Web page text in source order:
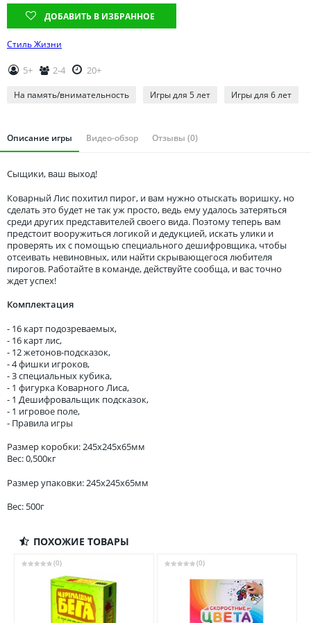
Удмуртия
Ульяновская область
ДОБАВИТЬ В ИЗБРАННОЕ
Стиль Жизни
5+ 2-4 20+
На память/внимательность Игры для 5 лет Игры для 6 лет
Описание игры Видео-обзор Отзывы (0)
Сыщики, ваш выход!
Коварный Лис похитил пирог, и вам нужно отыскать воришку, но
сделать это будет не так уж просто, ведь ему удалось затеряться
среди других представителей своего вида. Поэтому теперь вам
предстоит вооружиться логикой и дедукцией, искать улики и
проверять их с помощью специального дешифровщика, чтобы
отсеивать невиновных, или найти скрывающегося любителя
пирогов. Работайте в команде, действуйте сообща, и вас точно
ждет успех!
Комплектация
- 16 карт подозреваемых,
- 16 карт лис,
- 12 жетонов-подсказок,
- 4 фишки игроков,
- 3 специальных кубика,
- 1 фигурка Коварного Лиса,
- 1 Дешифровальщик подсказок,
- 1 игровое поле,
- Правила игры
Размер коробки: 245x245x65мм
Вес: 0,500кг
Размер упаковки: 245x245x65мм
Вес: 500г
ПОХОЖИЕ ТОВАРЫ
(0) (0)